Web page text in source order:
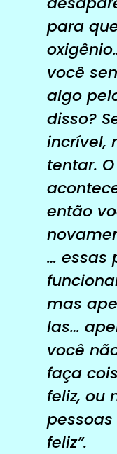
para
você
algo
disso?
incrível,
tentar.
então
… essas
mas
las…
você
faça
feliz, ou
feliz”.